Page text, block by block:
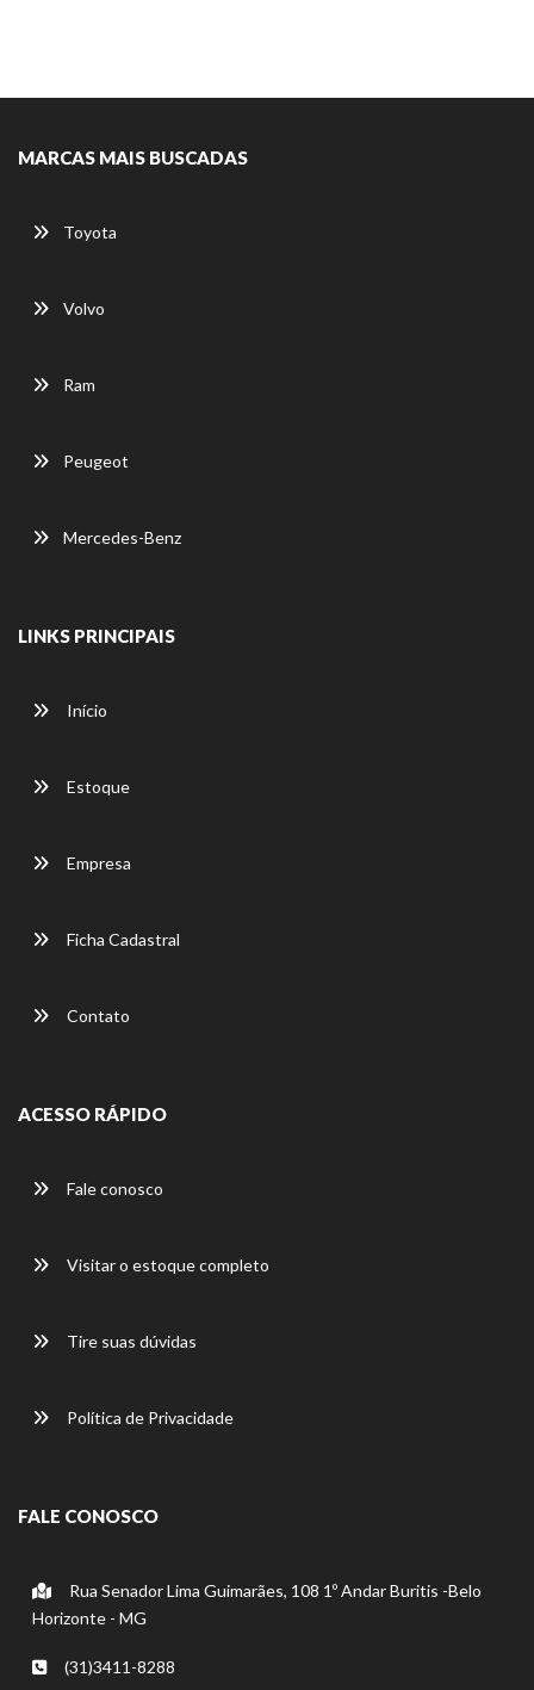
MARCAS MAIS BUSCADAS
Toyota
Volvo
Ram
Peugeot
Mercedes-Benz
LINKS PRINCIPAIS
Início
Estoque
Empresa
Ficha Cadastral
Contato
ACESSO RÁPIDO
Fale conosco
Visitar o estoque completo
Tire suas dúvidas
Política de Privacidade
FALE CONOSCO
Rua Senador Lima Guimarães, 108 1º Andar Buritis -Belo
Horizonte - MG
(31)3411-8288